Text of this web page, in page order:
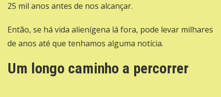
25 mil anos antes de nos alcançar.
Então, se há vida alienígena lá fora, pode levar milhares
de anos até que tenhamos alguma notícia.
Um longo caminho a percorrer